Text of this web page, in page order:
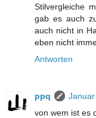
Stilvergleiche
gab es auch
auch nicht in
eben nicht
Antworten
ppq
von wem ist es